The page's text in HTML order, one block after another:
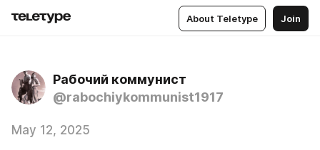
About Teletype Join
Рабочий коммунист
@rabochiykommunist1917
May 12, 2025